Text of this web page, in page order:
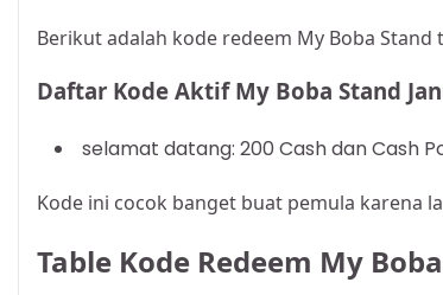
Berikut adalah kode redeem My Boba
Daftar Kode Aktif My Boba Stand
selamat datang: 200 Cash dan Cash
Kode ini cocok banget buat pemula karena
Table Kode Redeem My